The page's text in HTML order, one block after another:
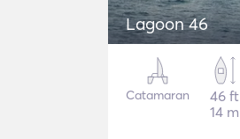
Lagoon 46
Catamaran
46 ft
14 m